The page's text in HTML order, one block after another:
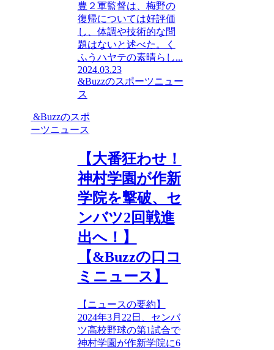
豊２軍監督は、梅野の
復帰については好評価
し、体調や技術的な問
題はないと述べた。く
ふうハヤテの素晴らし...
2024.03.23
&Buzzのスポーツニュー
ス
&Buzzのスポ
ーツニュース
【大番狂わせ！
神村学園が作新
学院を撃破、セ
ンバツ2回戦進
出へ！】
【&Buzzの口コ
ミニュース】
【ニュースの要約】
2024年3月22日、センバ
ツ高校野球の第1試合で
神村学園が作新学院に6